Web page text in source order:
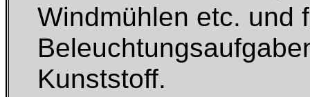
Windmühlen etc. und
Kunststoff.